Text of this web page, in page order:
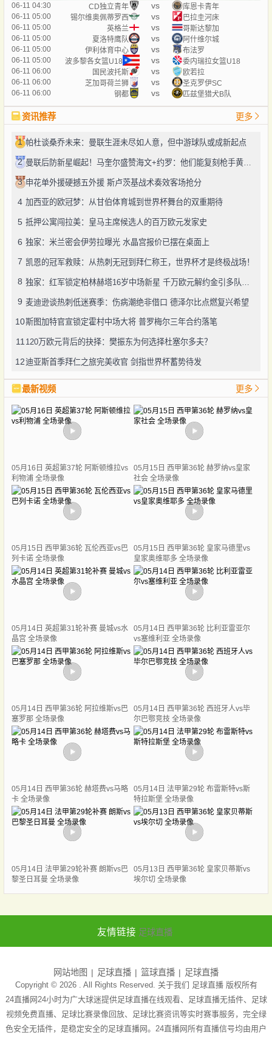
06-11 04:30 CD独立青年 vs
库恩卡青年
06-11 05:00
锡尔维奥佩蒂罗西 vs
巴拉圭河床
06-11 05:00
英格兰 vs
哥斯达黎加
06-11 05:00
夏洛特鹰队 vs
阿什维尔城
06-11 05:00
伊利体育中心 vs
布法罗
06-11 05:00
波多黎各女篮U18 vs
委内瑞拉女篮U18
06-11 06:00
国民波托斯 vs
欧若拉
06-11 06:00
芝加哥荷兰狮 vs
圣克罗伊SC
06-11 06:00
钢都 vs 匹兹堡猎犬B队
资讯推荐 更多
1 帕杜谈桑乔未来：曼联生涯未尽如人意，但中游球队或成新起点
2 曼联后防新星崛起！马奎尔盛赞海文+约罗：他们能复刻枪手黄金组合
3 申花单外援硬撼五外援 斯卢茨基战术奏效客场抢分
4 加西亚的欧冠梦：从甘伯体育城到世界杯舞台的双重期待
5 抵押公寓闯拉美：皇马主席候选人的百万欧元发家史
6 独家：米兰密会伊劳拉曝光 水晶宫报价已摆在桌面上
7 凯恩的冠军救赎：从热刺无冠到拜仁称王，世界杯才是终极战场！
8
9 麦迪逊谈热刺低迷赛季：伤病潮绝非借口 德泽尔比点燃复兴希望
10斯图加特官宣锁定霍村中场大将 普罗梅尔三年合约落笔
11 120万欧元背后的抉择：樊振东为何选择杜塞尔多夫？
12迪亚斯首季拜仁之旅完美收官 剑指世界杯蓄势待发
最新视频 更多
05月16日 英超第37轮 阿斯顿维拉vs
利物浦 全场录像
05月15日 西甲第36轮 赫罗纳vs皇家
社会 全场录像
05月15日 西甲第36轮 瓦伦西亚vs巴
列卡诺 全场录像
05月15日 西甲第36轮 皇家马德里vs
皇家奥维耶多 全场录像
05月14日 英超第31轮补赛 曼城vs水
晶宫 全场录像
05月14日 西甲第36轮 比利亚雷亚尔
vs塞维利亚 全场录像
05月14日 西甲第36轮 阿拉维斯vs巴
塞罗那 全场录像
05月14日 西甲第36轮 西班牙人vs毕
尔巴鄂竞技 全场录像
05月14日 西甲第36轮 赫塔费vs马略
卡 全场录像
05月14日 法甲第29轮 布雷斯特vs斯
特拉斯堡 全场录像
05月14日 法甲第29轮补赛 朗斯vs巴
黎圣日耳曼 全场录像
05月13日 西甲第36轮 皇家贝蒂斯vs
埃尔切 全场录像
友情链接 足球直播
网站地图 足球直播 篮球直播 足球直播
Copyright © 2026 . All Rights Reserved. 关于我们 足球直播版权所有
24直播网24小时为广大球迷提供足球直播在线观看、足球直播无插件、足球
视频免费直播、足球比赛录像回放、足球比赛资讯等实时赛事服务，完全绿
色安全无插件，是稳定安全的足球直播网。24直播网所有直播信号均由用户